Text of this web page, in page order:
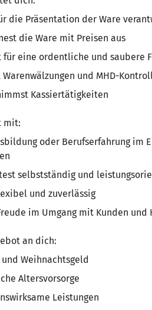
die Präsentation der Ware
die Ware mit Preisen aus
für eine ordentliche und saubere
Warenwälzungen und MHD-
Kassiertätigkeiten
mit:
oder Berufserfahrung
selbstständig und
und zuverlässig
im Umgang mit Kunden
an dich:
und Weihnachtsgeld
Altersvorsorge
Leistungen